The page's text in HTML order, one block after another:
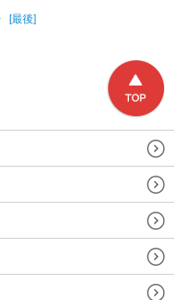
[最後]